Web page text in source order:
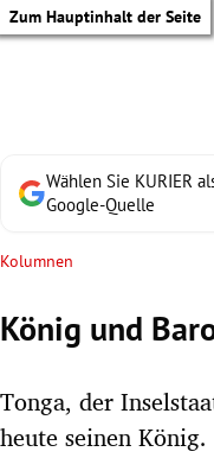
Zum Hauptinhalt der Seite
Wählen Sie KURIER
Google-Quelle
Kolumnen
König und
Tonga, der
heute seinen König.